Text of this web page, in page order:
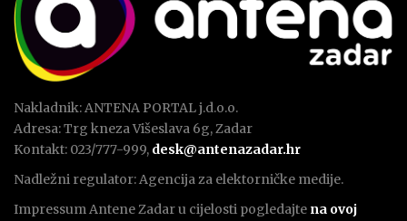
Nakladnik: ANTENA PORTAL j.d.o.o.
Adresa: Trg kneza Višeslava 6g, Zadar
Kontakt: 023/777-999, desk@antenazadar.hr
Nadležni regulator: Agencija za elektorničke medije.
Impressum Antene Zadar u cijelosti pogledajte na ovoj